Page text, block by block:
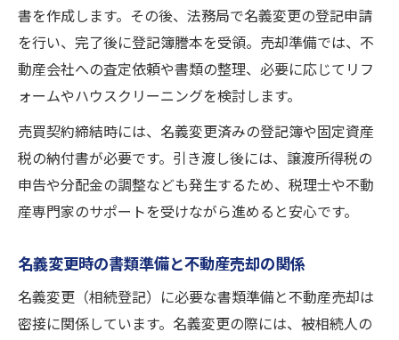
書を作成します。その後、法務局で名義変更の登記申請
を行い、完了後に登記簿謄本を受領。売却準備では、不
動産会社への査定依頼や書類の整理、必要に応じてリフ
ォームやハウスクリーニングを検討します。
売買契約締結時には、名義変更済みの登記簿や固定資産
税の納付書が必要です。引き渡し後には、譲渡所得税の
申告や分配金の調整なども発生するため、税理士や不動
産専門家のサポートを受けながら進めると安心です。
名義変更時の書類準備と不動産売却の関係
名義変更（相続登記）に必要な書類準備と不動産売却は
密接に関係しています。名義変更の際には、被相続人の